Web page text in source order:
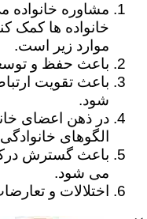
مشاوره خانواده
خانواده ها کمک
موارد زیر است.
باعث حفظ و
باعث تقویت
شود.
در ذهن اعضای
الگوهای
باعث گسترش درک
می شود.
اختلالات و